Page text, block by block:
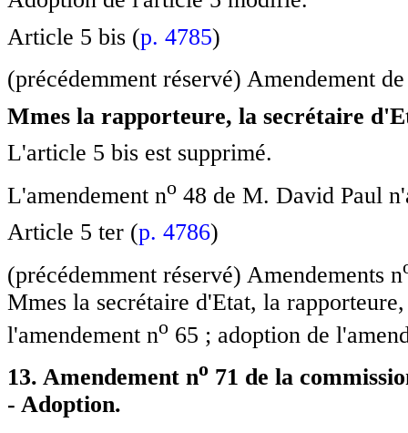
Article 5 bis (p. 4785)
(précédemment réservé) Amendement
Mmes la rapporteure, la secrétaire
L'article 5 bis est supprimé.
L'amendement no 48 de M. David Paul
Article 5 ter (p. 4786)
(précédemment réservé) Amendements n
Mmes la secrétaire d'Etat, la
l'amendement no 65 ; adoption de
13. Amendement no 71 de la
- Adoption.